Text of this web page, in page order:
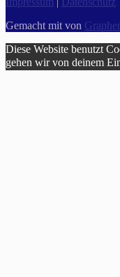
Gemacht mit von
Diese Website benutzt
gehen wir von deinem